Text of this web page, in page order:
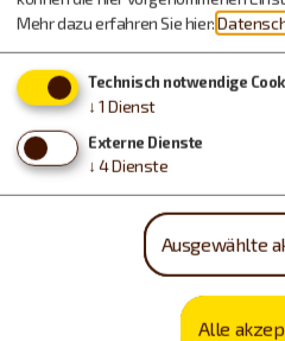
Möchten Sie von
externe
Mehr dazu erfahren Sie hier:
Technisch notwendige
↓ 1 Dienst
Externe Dienste
↓ 4Dienste
Ausgewählte
Alle